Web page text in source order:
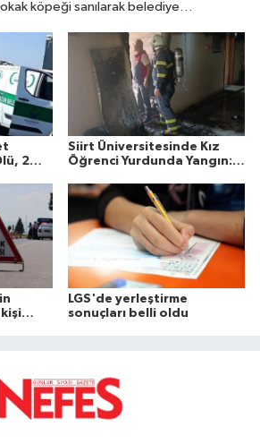
köpeği sanılarak belediye
çıkarken, aile otopsi raporu ve
istedi.
2
Siirt Üniversitesinde Kız
Öğrenci Yurdunda Yangın: 1
LGS'de yerleştirme
sonuçları belli oldu